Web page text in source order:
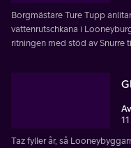
Borgmästare Ture Tupp
vattenrutschkana i
ritningen med stöd av Snurre
Taz fyller år, så